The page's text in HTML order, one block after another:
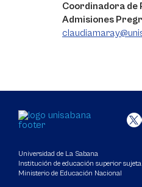
Coordinadora de
Admisiones
Universidad de La Sabana
Institución de educación superior
Ministerio de Educación Nacional